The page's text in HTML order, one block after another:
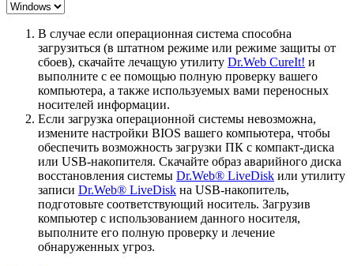
В случае если операционная система способна
загрузиться (в штатном режиме или режиме защиты от
сбоев), скачайте лечащую утилиту Dr.Web CureIt! и
выполните с ее помощью полную проверку вашего
компьютера, а также используемых вами переносных
носителей информации.
Если загрузка операционной системы невозможна,
измените настройки BIOS вашего компьютера, чтобы
обеспечить возможность загрузки ПК с компакт-диска
или USB-накопителя. Скачайте образ аварийного диска
восстановления системы Dr.Web® LiveDisk или утилиту
записи Dr.Web® LiveDisk на USB-накопитель,
подготовьте соответствующий носитель. Загрузив
компьютер с использованием данного носителя,
выполните его полную проверку и лечение
обнаруженных угроз.